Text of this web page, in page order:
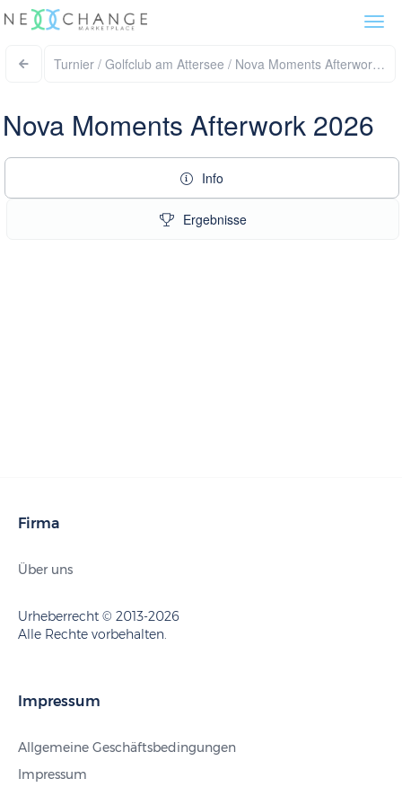
Turnier / Golfclub am Attersee / Nova Moments Afterwork
Nova Moments Afterwork 2026
Info
Ergebnisse
Firma
Über uns
Urheberrecht © 2013-2026
Alle Rechte vorbehalten.
Impressum
Allgemeine Geschäftsbedingungen
Impressum